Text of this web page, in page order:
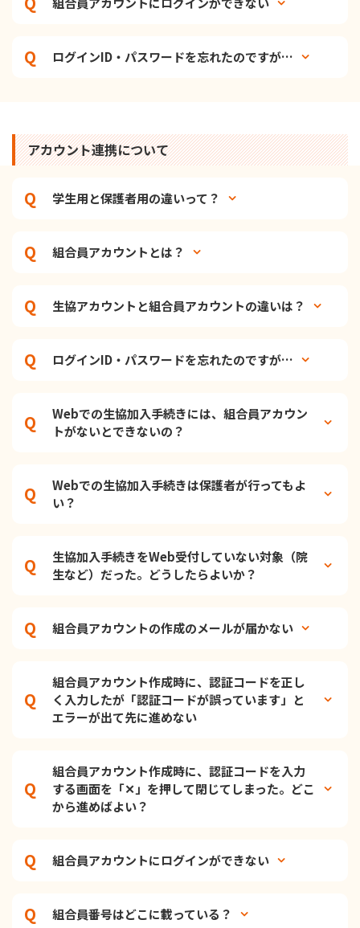
ログインID・パスワードを忘れたのですが…
アカウント連携について
学生用と保護者用の違いって？
組合員アカウントとは？
生協アカウントと組合員アカウントの違いは？
ログインID・パスワードを忘れたのですが…
Webでの生協加入手続きには、組合員アカウン
トがないとできないの？
Webでの生協加入手続きは保護者が行ってもよ
い？
生協加入手続きをWeb受付していない対象（院
生など）だった。どうしたらよいか？
組合員アカウントの作成のメールが届かない
組合員アカウント作成時に、認証コードを正し
く入力したが「認証コードが誤っています」と
エラーが出て先に進めない
組合員アカウント作成時に、認証コードを入力
する画面を「✕」を押して閉じてしまった。どこ
から進めばよい？
組合員アカウントにログインができない
組合員番号はどこに載っている？